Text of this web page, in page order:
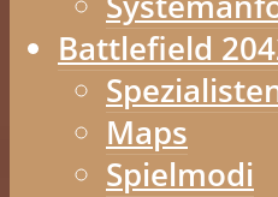
Battlefield
Maps
Spielmodi